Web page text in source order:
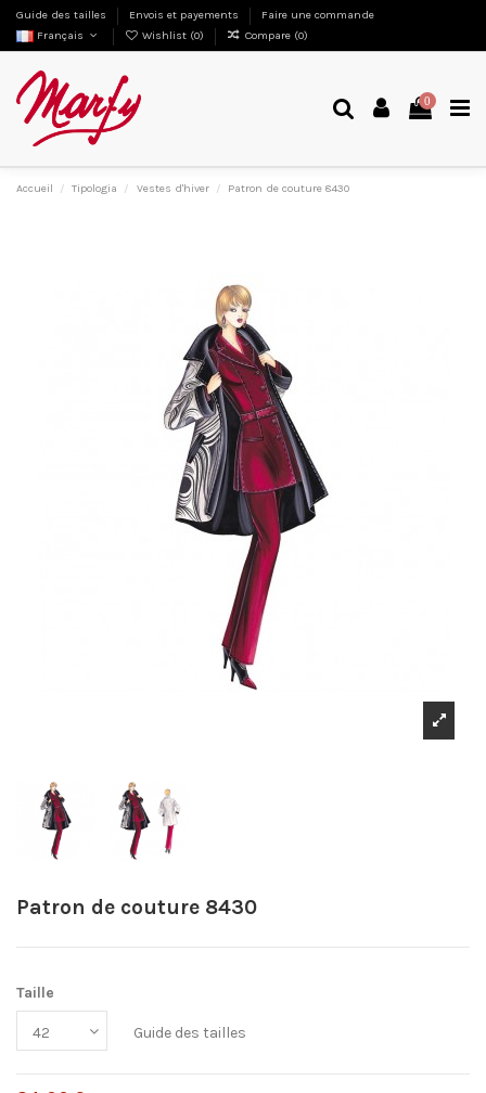
Guide des tailles Envois et payements
Faire une commande
Français
Wishlist (0) Compare (0)
0
Accueil Tipologia Vestes d'hiver Patron de couture 8430
Patron de couture 8430
Taille
Guide des tailles